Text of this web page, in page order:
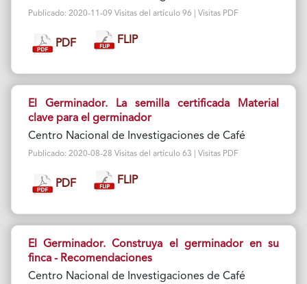
Publicado: 2020-11-09 Visitas del artículo 96 | Visitas PDF
PDF FLIP
El Germinador. La semilla certificada Material
clave para el germinador
Centro Nacional de Investigaciones de Café
Publicado: 2020-08-28 Visitas del artículo 63 | Visitas PDF
PDF FLIP
El Germinador. Construya el germinador en su
finca - Recomendaciones
Centro Nacional de Investigaciones de Café